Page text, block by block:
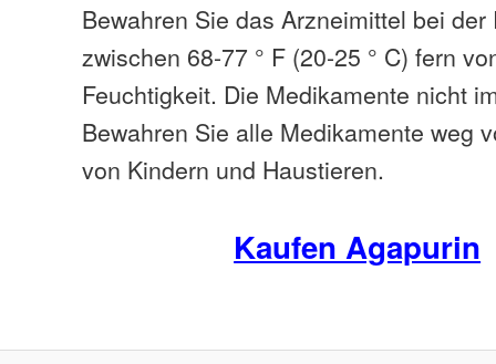
Bewahren Sie das Arzneimittel bei
zwischen 68-77 ° F (20-25 ° C) fern
Feuchtigkeit. Die Medikamente nicht
Bewahren Sie alle Medikamente weg
von Kindern und Haustieren.
Kaufen Agapurin